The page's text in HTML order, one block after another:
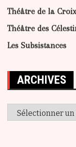
Théâtre de la
Théâtre des
Les Subsistances
ARCHIVES
Archives